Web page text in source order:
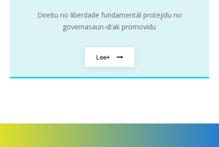
Direitu no liberdade fundamentál protejidu no
governasaun-di’ak promovidu
Lee+